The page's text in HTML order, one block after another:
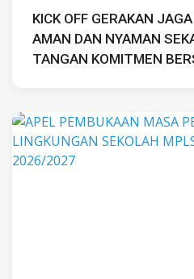
KICK OFF GERAKAN
AMAN DAN NYAMAN
TANGAN KOMITMEN